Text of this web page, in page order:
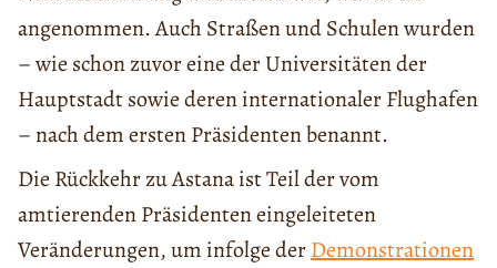
angenommen. Auch Straßen und Schulen wurden
– wie schon zuvor eine der Universitäten der
Hauptstadt sowie deren internationaler Flughafen
– nach dem ersten Präsidenten benannt.
Die Rückkehr zu Astana ist Teil der vom
amtierenden Präsidenten eingeleiteten
Veränderungen, um infolge derDemonstrationen